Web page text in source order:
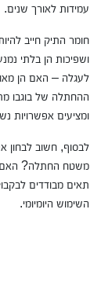
עמידות לאורך שנים.
חומר התיק חייב
ושפיכות הן בלתי
לעגלה – האם הן
ההחתלה של בוגבו
ומציעים אפשרויות
לבסוף, חשוב לבחון
משטח החתלה? האם
תאים מבודדים
השימוש היומיומי.